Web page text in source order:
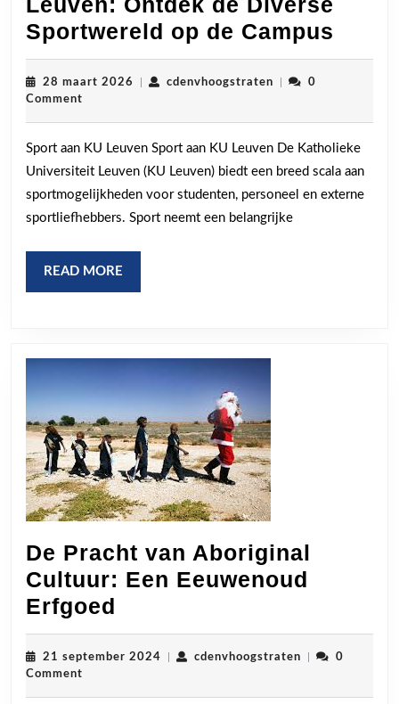
Sportwereld op de Campus
aan
de
28 maart 2026 cdenvhoogstratencdenvhoogstraten
0
Comment
Sport aan KU Leuven Sport aan KU Leuven De Katholieke
Universiteit Leuven (KU Leuven) biedt een breed scala aan
sportmogelijkheden voor studenten, personeel en externe
sportliefhebbers. Sport neemt een belangrijke
READ MORE
MORE
De Pracht van Aboriginal
Cultuur: Een Eeuwenoud
Erfgoed
Pracht
van
21 september 2024 cdenvhoogstraten
0
Comment